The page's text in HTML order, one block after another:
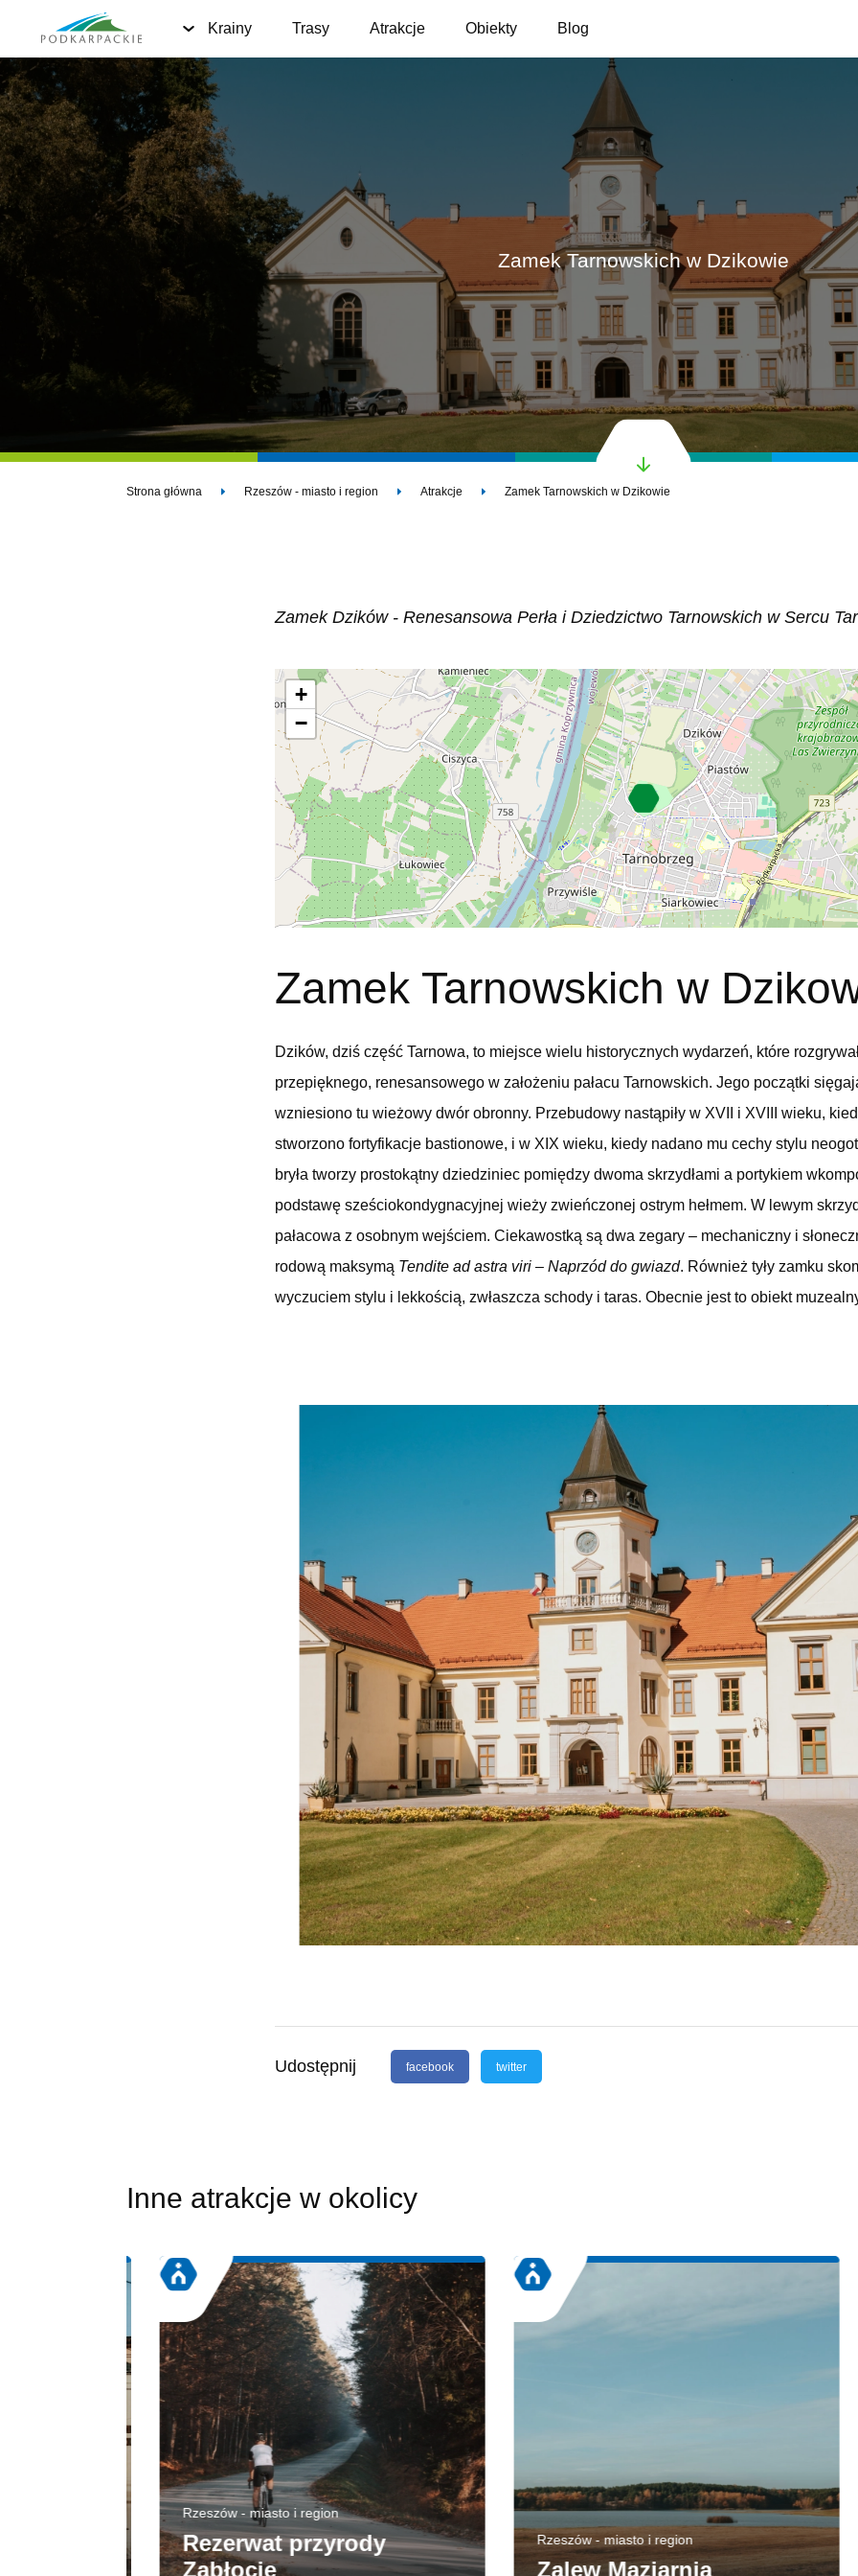
Krainy Trasy Atrakcje Obiekty Blog
Zamek Tarnowskich w Dzikowie
Strona główna Rzeszów - miasto i region Atrakcje Zamek Tarnowskich w Dzikowie
Zamek Dzików - Renesansowa Perła i Dziedzictwo Tarnowskich w Sercu
+
−
Zamek Tarnowskich w
Dzików, dziś część Tarnowa, to miejsce wielu historycznych wydarzeń, które
przepięknego, renesansowego w założeniu pałacu Tarnowskich. Jego początki
wzniesiono tu wieżowy dwór obronny. Przebudowy nastąpiły w XVII i XVIII wieku,
stworzono fortyfikacje bastionowe, i w XIX wieku, kiedy nadano mu cechy stylu
bryła tworzy prostokątny dziedziniec pomiędzy dwoma skrzydłami a portykiem
podstawę sześciokondygnacyjnej wieży zwieńczonej ostrym hełmem. W lewym
pałacowa z osobnym wejściem. Ciekawostką są dwa zegary – mechaniczny i
rodową maksymą Tendite ad astra viri – Naprzód do gwiazd. Również tyły zamku
wyczuciem stylu i lekkością, zwłaszcza schody i taras. Obecnie jest to obiekt
Udostępnij facebook twitter
Inne atrakcje w okolicy
Rzeszów - miasto i region
Rezerwat przyrody
Zabłocie
Rzeszów - miasto i region
Zalew Maziarnia